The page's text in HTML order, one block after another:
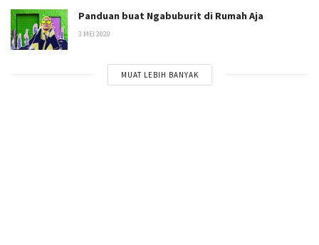
Panduan buat Ngabuburit di Rumah Aja
3 MEI 2020
MUAT LEBIH BANYAK